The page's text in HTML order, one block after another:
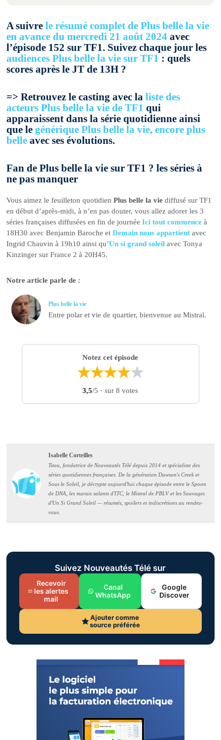
A suivrele résumé complet de Plus belle la vie
en avance du mercredi 21 août 2024 avec
l’épisode 152 sur TF1. Suivez chaque jour les
audiences Plus belle la vie sur TF1 : quels
scores après le JT de 13H ?
=> Retrouvez le casting avec laliste des
acteurs Plus belle la vie de TF1 qui
apparaissent dans la série quotidienne ainsi
que legénérique Plus belle la vie, encore plus
belle avec ses évolutions.
Fan de Plus belle la vie sur TF1 ? les séries à
ne pas manquer
Vous aimez le feuilleton quotidienPlus belle la vie diffusé sur TF1
en début d’après-midi, à n’en pas douter, vous allez adorer les 3
séries françaises diffusées en fin de journéeIci tout commence à
18H30 avec Benjamin Baroche etDemain nous appartient avec
Ingrid Chauvin à 19h10 ainsi qu’Un si grand soleil avec Tonya
Kinzinger sur France 2 à 20H45.
Notre article parle de :
Plus belle la vie
Entre polar et vie de quartier, bienvenue au Mistral.
Notez cet épisode
★★★★★
3,5/5 · sur 8 votes
Isabelle Corteilles
Titou, fondatrice de Nouveautés Télé depuis 2014 et spécialiste des
séries quotidiennes françaises. De la génération Dawson's Creek et
Sous le Soleil, je décrypte aujourd'hui chaque épisode entre le Spoon
de DNA, les marais salants d'ITC, le Mistral de PBLV et les Sauvages
d'Un Si Grand Soleil — résumés, spoilers et indiscrétions au rendez-
vous.
Suivez Nouveautés Télé sur
Recevoir
les alertes
mail
Canal
WhatsApp
Google
Discover
Ajouter comme
source préférée